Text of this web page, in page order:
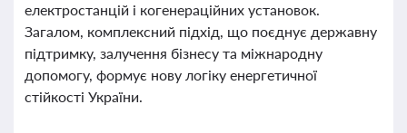
електростанцій і когенераційних установок.
Загалом, комплексний підхід, що поєднує державну
підтримку, залучення бізнесу та міжнародну
допомогу, формує нову логіку енергетичної
стійкості України.